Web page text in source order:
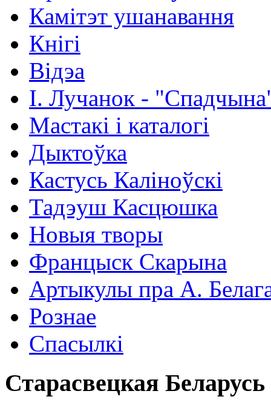
Камітэт ушанавання
Кнігі
Відэа
І. Лучанок -
Мастакі i каталогi
Дыктоўка
Кастусь Каліноўскі
Тадэуш Касцюшка
Новыя творы
Францыск Скарына
Артыкулы пра А.
Рознае
Спасылкі
Старасвецкая Беларусь